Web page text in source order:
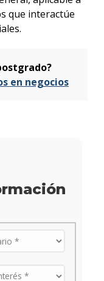
que interactúe
en negocios